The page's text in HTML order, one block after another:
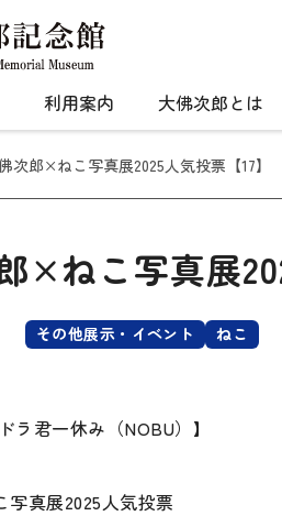
利用案内 大佛次郎とは
次郎×ねこ写真展2025人気投票【17】
×ねこ写真展
その他展示・イベント ねこ
ラ君一休み（NOBU）】
真展2025人気投票